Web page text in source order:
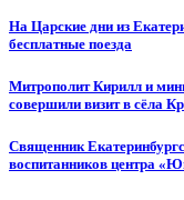
На Царские дни из
бесплатные поезда
Митрополит Кирилл и
совершили визит в сёла
Священник
воспитанников центра